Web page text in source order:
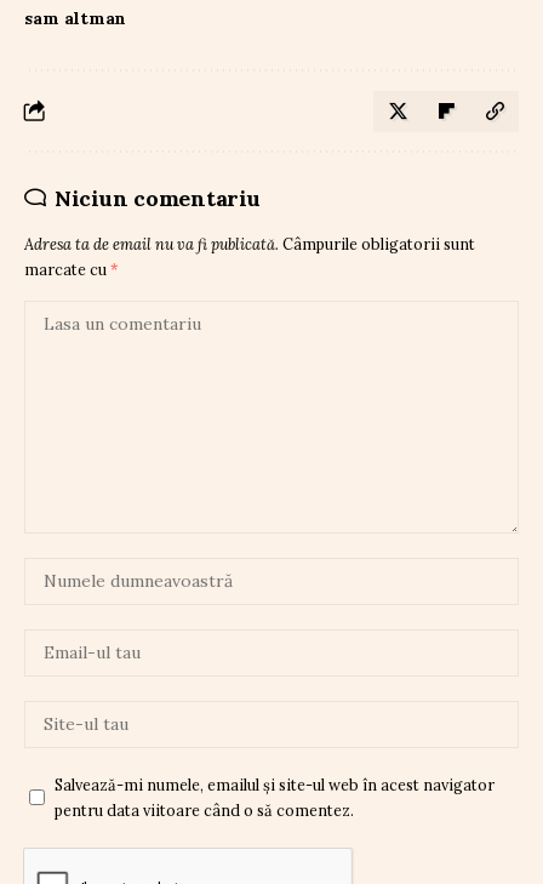
sam altman
Niciun comentariu
Adresa ta de email nu va fi publicată. Câmpurile obligatorii sunt
marcate cu *
Salvează-mi numele, emailul și site-ul web în acest navigator
pentru data viitoare când o să comentez.